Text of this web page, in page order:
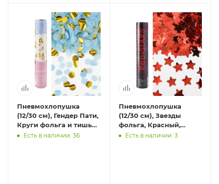
Пневмохлопушка
(12/30 см), Гендер Пати,
Круги фольга и тишью,
Голубой/Золото, 1 шт.
Есть в наличии: 36
Пневмохлопушка
(12/30 см), Звезды
фольга, Красный,
Металлик, 1 шт.
Есть в наличии: 3